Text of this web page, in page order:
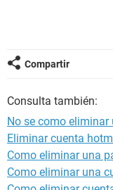
Compartir
Consulta también:
No se como eliminar
Eliminar cuenta
Como eliminar una
Como eliminar una